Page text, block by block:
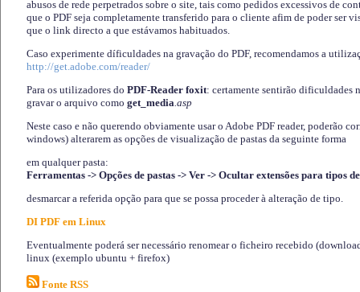
abusos de rede perpetrados sobre o site, tais como pedidos excessivos de
que o PDF seja completamente transferido para o cliente afim de poder ser
que o link directo a que estávamos habituados.
Caso experimente díficuldades na gravação do PDF, recomendamos a
http://get.adobe.com/reader/
Para os utilizadores do PDF-Reader foxit: certamente sentirão dificuldades
gravar o arquivo como get_media.asp
Neste caso e não querendo obviamente usar o Adobe PDF reader, poderão
windows) alterarem as opções de visualização de pastas da seguinte forma
em qualquer pasta:
Ferramentas -> Opções de pastas -> Ver -> Ocultar extensões para tipos
desmarcar a referida opção para que se possa proceder à alteração de tipo.
DI PDF em Linux
Eventualmente poderá ser necessário renomear o ficheiro recebido
linux (exemplo ubuntu + firefox)
Fonte RSS